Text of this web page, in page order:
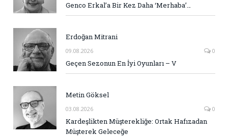
Genco Erkal’a Bir Kez Daha ‘Merhaba’…
Erdoğan Mitrani
09.08.2026 0
Geçen Sezonun En İyi Oyunları – V
Metin Göksel
03.08.2026 0
Kardeşlikten Müşterekliğe: Ortak Hafızadan
Müşterek Geleceğe